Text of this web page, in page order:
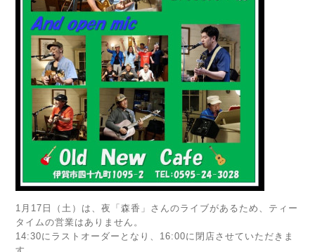
1月17日（土）は、夜「森香」さんのライブがあるため、ティー
タイムの営業はありません。
14:30にラストオーダーとなり、16:00に閉店させていただきま